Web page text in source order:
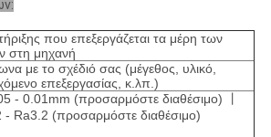
που επεξεργάζεται τα μέρη των
στη μηχανή
με το σχέδιό σας (μέγεθος, υλικό,
επεξεργασίας, κ.λπ.)
- 0.01mm (προσαρμόστε διαθέσιμο) 丨
- Ra3.2 (προσαρμόστε διαθέσιμο)